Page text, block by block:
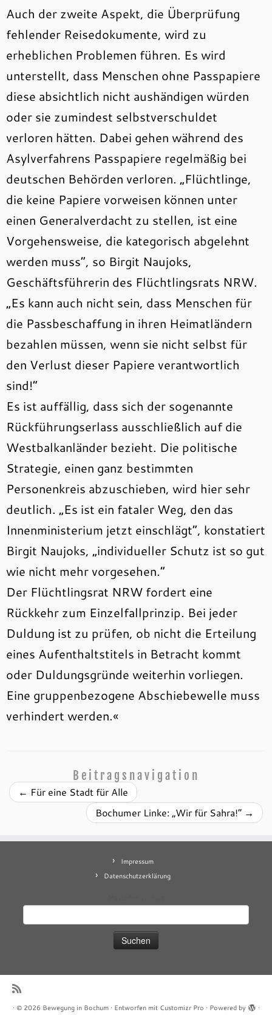
Auch der zweite Aspekt, die Überprüfung
fehlender Reisedokumente, wird zu
erheblichen Problemen führen. Es wird
unterstellt, dass Menschen ohne Passpapiere
diese absichtlich nicht aushändigen würden
oder sie zumindest selbstverschuldet
verloren hätten. Dabei gehen während des
Asylverfahrens Passpapiere regelmäßig bei
deutschen Behörden verloren. „Flüchtlinge,
die keine Papiere vorweisen können unter
einen Generalverdacht zu stellen, ist eine
Vorgehensweise, die kategorisch abgelehnt
werden muss“, so Birgit Naujoks,
Geschäftsführerin des Flüchtlingsrats NRW.
„Es kann auch nicht sein, dass Menschen für
die Passbeschaffung in ihren Heimatländern
bezahlen müssen, wenn sie nicht selbst für
den Verlust dieser Papiere verantwortlich
sind!“
Es ist auffällig, dass sich der sogenannte
Rückführungserlass ausschließlich auf die
Westbalkanländer bezieht. Die politische
Strategie, einen ganz bestimmten
Personenkreis abzuschieben, wird hier sehr
deutlich. „Es ist ein fataler Weg, den das
Innenministerium jetzt einschlägt“, konstatiert
Birgit Naujoks, „individueller Schutz ist so gut
wie nicht mehr vorgesehen.“
Der Flüchtlingsrat NRW fordert eine
Rückkehr zum Einzelfallprinzip. Bei jeder
Duldung ist zu prüfen, ob nicht die Erteilung
eines Aufenthaltstitels in Betracht kommt
oder Duldungsgründe weiterhin vorliegen.
Eine gruppenbezogene Abschiebewelle muss
verhindert werden.«
Beitragsnavigation
← Für eine Stadt für Alle
Bochumer Linke: „Wir für Sahra!“ →
Impressum
Datenschutzerklärung
· © 2026 Bewegung in Bochum· Entworfen mit Customizr Pro · Powered by ·